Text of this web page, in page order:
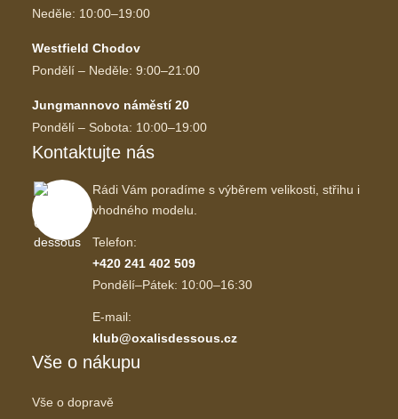
Neděle: 10:00–19:00
Westfield Chodov
Pondělí – Neděle: 9:00–21:00
Jungmannovo náměstí 20
Pondělí – Sobota: 10:00–19:00
Kontaktujte nás
Rádi Vám poradíme s výběrem velikosti, střihu i
vhodného modelu.
Telefon:
+420 241 402 509
Pondělí–Pátek: 10:00–16:30
E-mail:
klub@oxalisdessous.cz
Vše o nákupu
Vše o dopravě